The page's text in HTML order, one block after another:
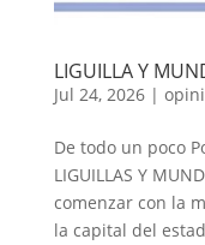
LIGUILLA Y
Jul 24, 2026|
De todo un poco
LIGUILLAS Y
comenzar con la
la capital del